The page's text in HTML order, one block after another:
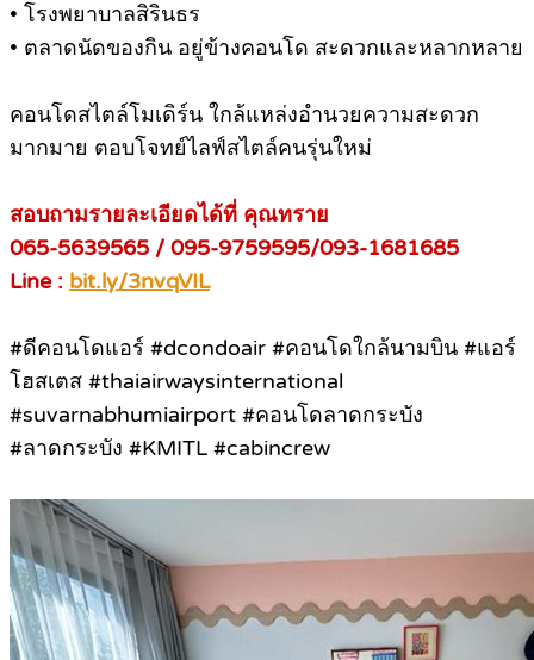
• โรงพยาบาลสิรินธร
• ตลาดนัดของกิน อยู่ข้างคอนโด สะดวกและหลากหลาย
คอนโดสไตล์โมเดิร์น ใกล้แหล่งอำนวยความสะดวก
มากมาย ตอบโจทย์ไลฟ์สไตล์คนรุ่นใหม่
สอบถามรายละเอียดได้ที่ คุณทราย
065-5639565 / 095-9759595/093-1681685
Line : bit.ly/3nvqVIL
#ดีคอนโดแอร์ #dcondoair #คอนโดใกล้นามบิน #แอร์
โฮสเตส #thaiairwaysinternational
#suvarnabhumiairport #คอนโดลาดกระบัง
#ลาดกระบัง #KMITL #cabincrew